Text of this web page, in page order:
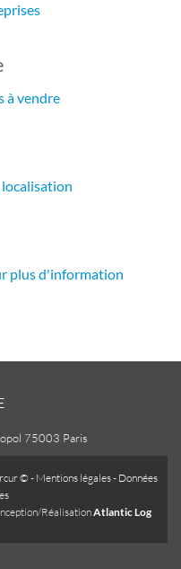
à vendre
localisation
plus d'information
75003 Paris
© - Mentions légales- Données
RéalisationAtlantic Log